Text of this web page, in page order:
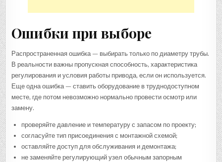
Ошибки при выборе
Распространенная ошибка — выбирать только по диаметру трубы.
В реальности важны пропускная способность, характеристика
регулирования и условия работы привода, если он используется.
Еще одна ошибка — ставить оборудование в труднодоступном
месте, где потом невозможно нормально провести осмотр или
замену.
проверяйте давление и температуру с запасом по проекту;
согласуйте тип присоединения с монтажной схемой;
оставляйте доступ для обслуживания и демонтажа;
не заменяйте регулирующий узел обычным запорным